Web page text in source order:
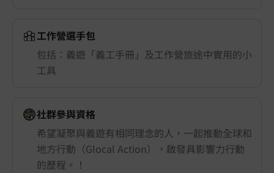
工作營選手包
包括：義遊「義工手冊」及工作營旅途中實用的小
工具
社群參與資格
希望凝聚與義遊有相同理念的人，一起推動全球和
地方行動（Glocal Action），啟發具影響力行動
的歷程。！